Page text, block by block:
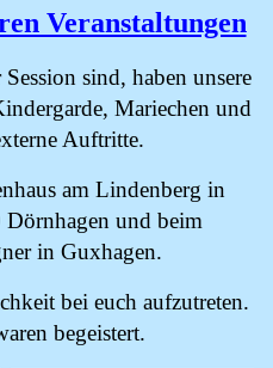
Veranstaltungen
sind, haben unsere
Mariechen und
Auftritte.
am Lindenberg in
und beim
in Guxhagen.
bei euch aufzutreten.
begeistert.